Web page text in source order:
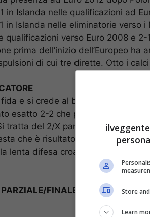
in Islanda nelle qualificazioni ad
in Islanda nelle eliminatorie verso
qualificazioni verso Euro 2008 e
prima dell’inizio dell’Europeo
di cui tre dirette. Otto i
e si crede al biscotto, il
esatto 2-2 che paga pochissimo,
tratta del 2/X parziale/finale
che è risultato tra i migliori
lenta difesa croata una sua
FINALE • [ 14.00, # ] –
Store
Learn